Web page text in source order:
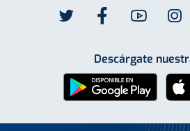
Descárgate